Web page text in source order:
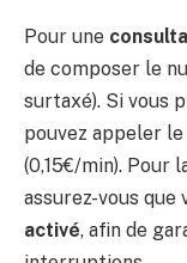
Pour une
de composer le
surtaxé). Si vous
pouvez appeler le
(0,15€/min). Pour
assurez-vous
activé, afin de